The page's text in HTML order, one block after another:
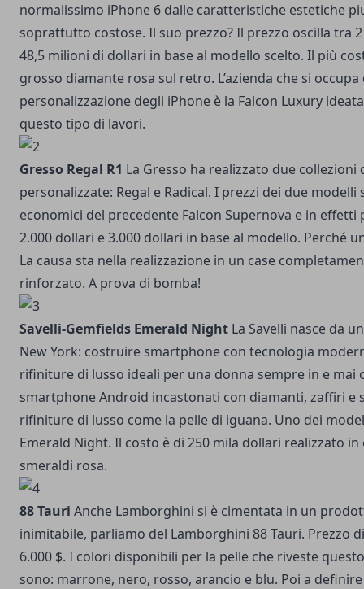
normalissimo iPhone 6 dalle caratteristiche estetiche
soprattutto costose. Il suo prezzo? Il prezzo oscilla tra
48,5 milioni di dollari in base al modello scelto. Il più
grosso diamante rosa sul retro. L’azienda che si occupa
personalizzazione degli iPhone è la Falcon Luxury
questo tipo di lavori.
Gresso Regal R1 La Gresso ha realizzato due collezioni
personalizzate: Regal e Radical. I prezzi dei due modelli
economici del precedente Falcon Supernova e in effetti
2.000 dollari e 3.000 dollari in base al modello. Perché
La causa sta nella realizzazione in un case
rinforzato. A prova di bomba!
Savelli-Gemfields Emerald Night La Savelli nasce da
New York: costruire smartphone con tecnologia
rifiniture di lusso ideali per una donna sempre in e mai
smartphone Android incastonati con diamanti, zaffiri e
rifiniture di lusso come la pelle di iguana. Uno dei
Emerald Night. Il costo è di 250 mila dollari realizzato in
smeraldi rosa.
88 Tauri Anche Lamborghini si è cimentata in un
inimitabile, parliamo del Lamborghini 88 Tauri. Prezzo
6.000 $. I colori disponibili per la pelle che riveste
sono: marrone, nero, rosso, arancio e blu. Poi a